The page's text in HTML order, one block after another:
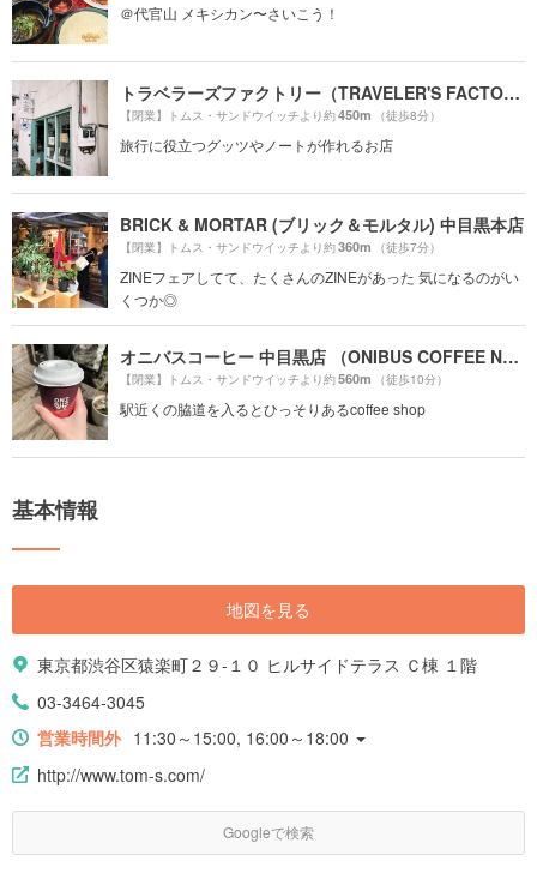
＠代官山 メキシカン〜さいこう！
トラベラーズファクトリー（TRAVELER'S FACTORY）
【閉業】トムス・サンドウイッチより約450m （徒歩8分）
旅行に役立つグッツやノートが作れるお店
BRICK & MORTAR (ブリック＆モルタル) 中目黒本店
【閉業】トムス・サンドウイッチより約360m （徒歩7分）
ZINEフェアしてて、たくさんのZINEがあった 気になるのがい
くつか◎
オニバスコーヒー 中目黒店 （ONIBUS COFFEE NAKAMEGURO）
【閉業】トムス・サンドウイッチより約560m （徒歩10分）
駅近くの脇道を入るとひっそりあるcoffee shop
基本情報
地図を見る
東京都渋谷区猿楽町２９-１０ ヒルサイドテラス Ｃ棟 １階
03-3464-3045
営業時間外 11:30～15:00, 16:00～18:00
http://www.tom-s.com/
Googleで検索